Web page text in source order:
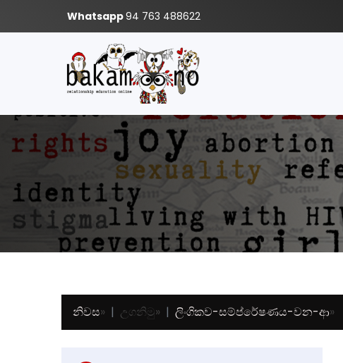
Whatsapp94 763 488622
නිවස» උගනිමු» ලිංගිකව-සම්ප්රේෂණය-වන-ආ»